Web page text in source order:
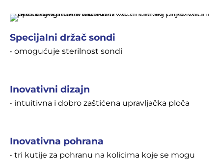
Specijalni držač sondi
• omogućuje sterilnost sondi
Inovativni dizajn
• intuitivna i dobro zaštićena upravljačka ploča
Inovativna pohrana
• tri kutije za pohranu na kolicima koje se mogu